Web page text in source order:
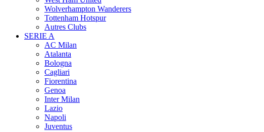
Wolverhampton Wanderers
Tottenham Hotspur
Autres Clubs
SERIE A
AC Milan
Atalanta
Bologna
Cagliari
Fiorentina
Genoa
Inter Milan
Lazio
Napoli
Juventus